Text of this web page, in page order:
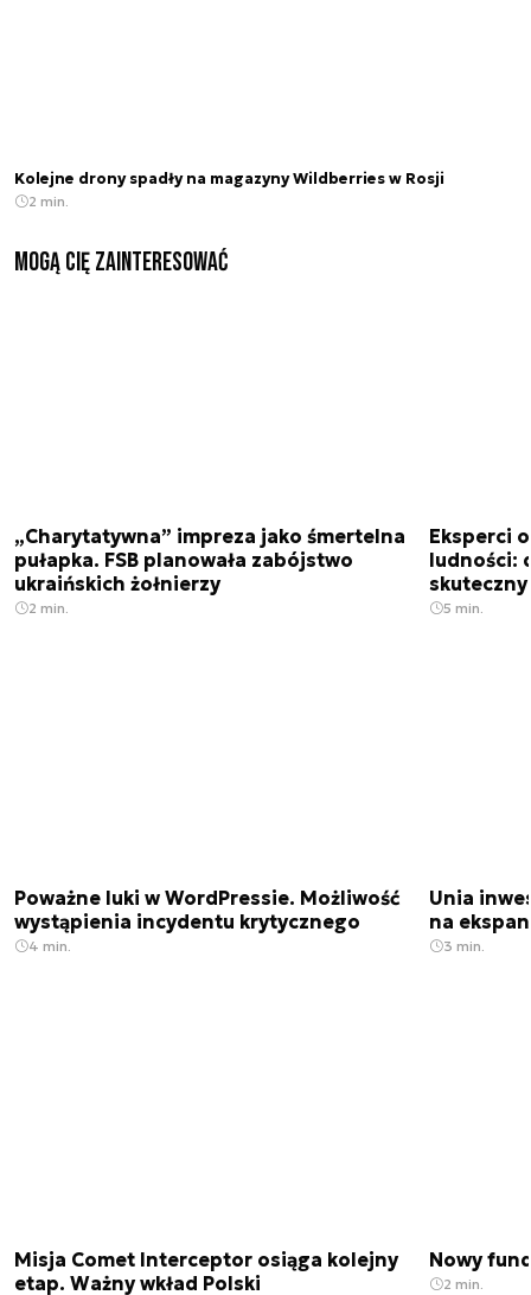
Kolejne drony spadły na magazyny Wildberries w Rosji
2 min.
Mogą Cię zainteresować
„Charytatywna” impreza jako śmertelna
pułapka. FSB planowała zabójstwo
ukraińskich żołnierzy
2 min.
Eksperci
ludności:
skuteczny
5 min.
Poważne luki w WordPressie. Możliwość
wystąpienia incydentu krytycznego
4 min.
Unia
na
3 min.
Misja Comet Interceptor osiąga kolejny
etap. Ważny wkład Polski
Nowy
2 min.